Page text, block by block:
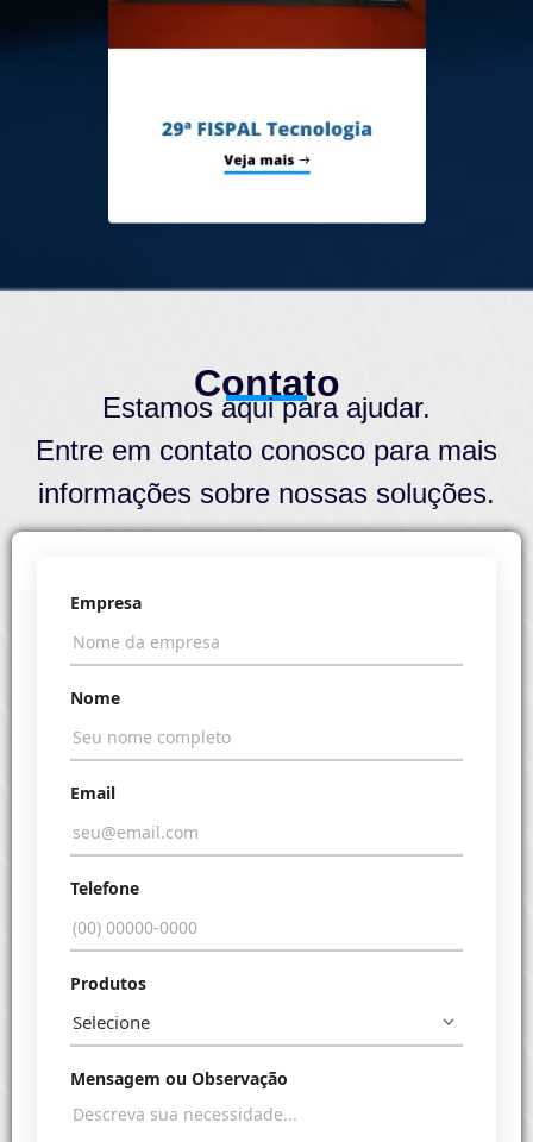
Contato
Estamos aqui para ajudar.
Entre em contato conosco para mais
informações sobre nossas soluções.
Empresa
Nome
Email
Telefone
Produtos
Mensagem ou Observação